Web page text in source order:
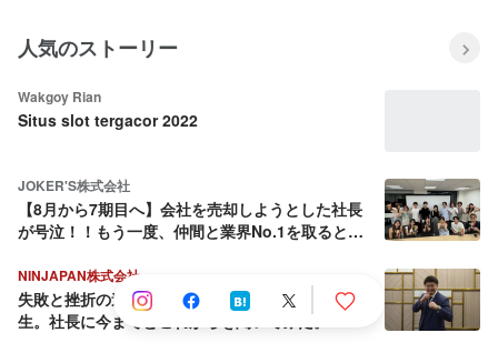
人気のストーリー
Wakgoy Rian
Situs slot tergacor 2022
JOKER'S株式会社
【8月から7期目へ】会社を売却しようとした社長
が号泣！！もう一度、仲間と業界No.1を取ると決
NINJAPAN株式会社
失敗と挫折の連続から這い上がり続ける壮絶な人
生。社長に今までとこれからを聞いてみた。